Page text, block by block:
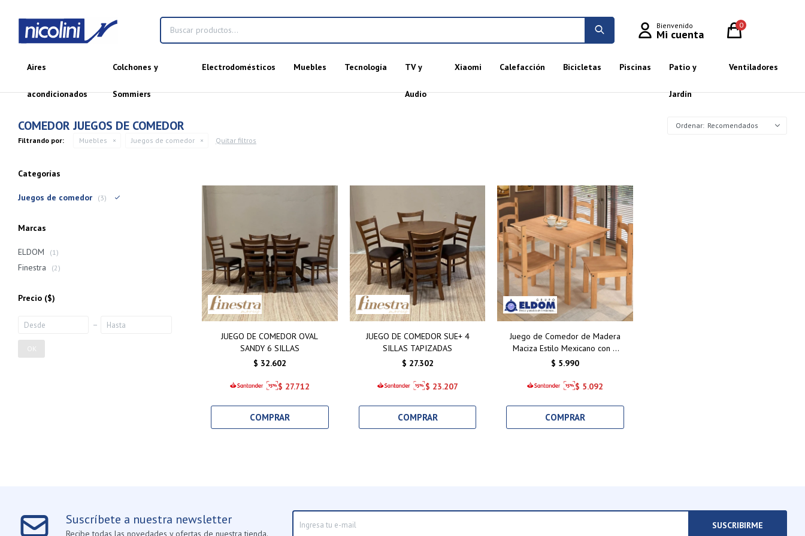
Aires
acondicionados
Colchones y
Sommiers
Electrodomésticos Muebles Tecnología TV y
Audio
Xiaomi Calefacción Bicicletas Piscinas Patio y
Jardín
Ventiladores
0
COMEDOR JUEGOS DE COMEDOR
Recomendados
Filtrando por:
Muebles Juegos de comedor Quitar filtros
JUEGO DE COMEDOR OVAL
SANDY 6 SILLAS
$ 32.602
$ 27.712
JUEGO DE COMEDOR SUE+ 4
SILLAS TAPIZADAS
$ 27.302
$ 23.207
Juego de Comedor de Madera
Maciza Estilo Mexicano con 4
Sillas – Elegancia y Durabilidad
$ 5.990
$ 5.092
Categorías
Juegos de comedor (3)
Marcas
ELDOM (1)
Finestra (2)
Precio ($)
OK
Suscríbete a nuestra newsletter
Recibe todas las novedades y ofertas de nuestra tienda.
SUSCRIBIRME